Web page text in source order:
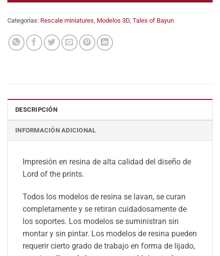
Categorías: Rescale miniatures, Modelos 3D, Tales of Bayun
DESCRIPCIÓN
INFORMACIÓN ADICIONAL
Impresión en resina de alta calidad del diseño de
Lord of the prints.
Todos los modelos de resina se lavan, se curan
completamente y se retiran cuidadosamente de
los soportes. Los modelos se suministran sin
montar y sin pintar. Los modelos de resina pueden
requerir cierto grado de trabajo en forma de lijado,